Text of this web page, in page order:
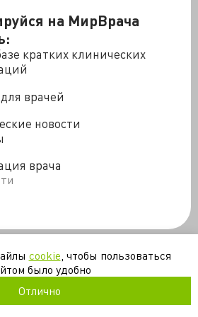
на МирВрача
кратких клинических
врачей
новости
врача
господина Мийамуры, может
же ждет молодого интерна и
Читайте в новой главе
cookie , чтобы пользоваться
было удобно
Отлично